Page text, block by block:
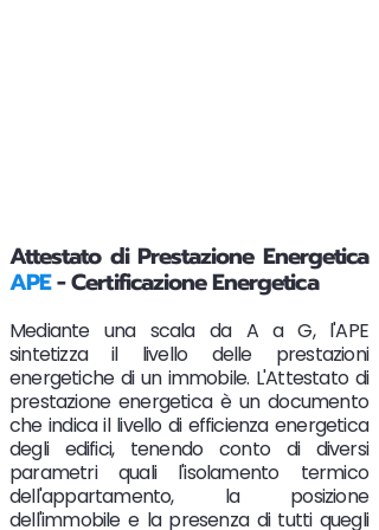
Attestato di Prestazione Energetica
APE- Certificazione Energetica
Mediante una scala da A a G, l'APE
sintetizza il livello delle prestazioni
energetiche di un immobile. L'Attestato di
prestazione energetica è un documento
che indica il livello di efficienza energetica
degli edifici, tenendo conto di diversi
parametri quali l'isolamento termico
dell'appartamento, la posizione
dell'immobile e la presenza di tutti quegli